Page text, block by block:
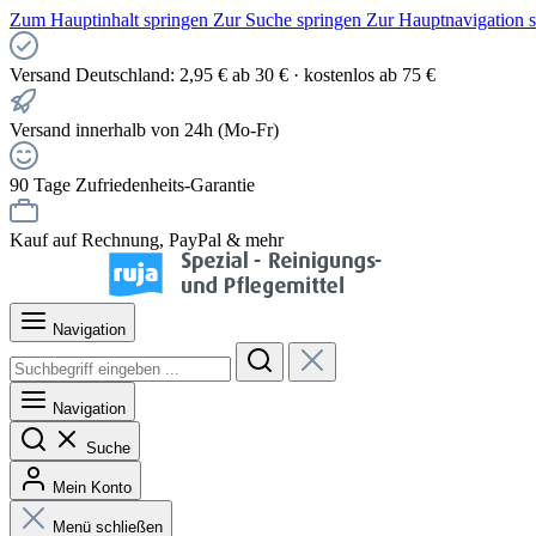
Zum Hauptinhalt springen Zur Suche springen Zur Hauptnavigation
Versand Deutschland: 2,95 € ab 30 € · kostenlos ab 75 €
Versand innerhalb von 24h (Mo-Fr)
90 Tage Zufriedenheits-Garantie
Kauf auf Rechnung, PayPal & mehr
Navigation
Navigation
Suche
Mein Konto
Menü schließen